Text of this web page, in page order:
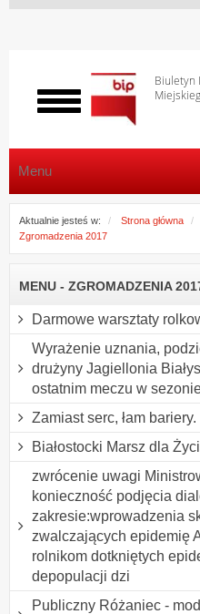
Biuletyn
Włącz
menu
Menu
Aktualnie jesteś w: Strona główna
Zgromadzenia 2017
MENU - ZGROMADZENIA
Darmowe warsztaty
Wyrażenie uznania,
drużyny Jagiellonia
ostatnim meczu w
Zamiast serc, łam bariery.
Białostocki Marsz dla
zwrócenie uwagi
konieczność podjęcia
zakresie:wprowadzenia
zwalczających epidemię
rolnikom dotkniętych
depopulacji dzi
Publiczny Różaniec -